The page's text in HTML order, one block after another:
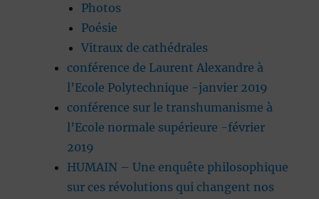
Photos
Poésie
Vitraux de cathédrales
conférence de Laurent Alexandre à
l’Ecole Polytechnique -janvier 2019
conférence sur le transhumanisme à
l’Ecole normale supérieure -février
2019
HUMAIN – Une enquête philosophique
sur ces révolutions qui changent nos